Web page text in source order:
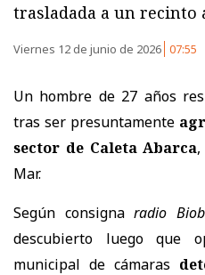
trasladada a un recinto
Viernes 12 de junio de 2026 07:55
Un hombre de 27 años
tras ser presuntamente
sector de Caleta Abarca
Mar.
Según consignaradio
descubierto luego que
municipal de cámaras